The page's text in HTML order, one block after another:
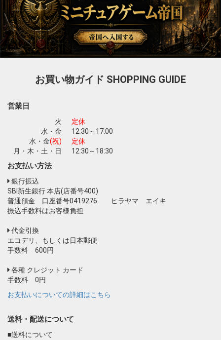
お買い物ガイド SHOPPING GUIDE
営業日
火
定休
水・金
12:30～17:00
水・金(祝)
定休
月・木・土・日
12:30～18:30
お支払い方法
銀行振込
SBI新生銀行 本店(店番号400)
普通預金 口座番号0419276 ヒラヤマ エイキ
振込手数料はお客様負担
代金引換
エコデリ、もしくは日本郵便
手数料 600円
各種 クレジット カード
手数料 0円
お支払いについての詳細はこちら
送料・配送について
■送料について